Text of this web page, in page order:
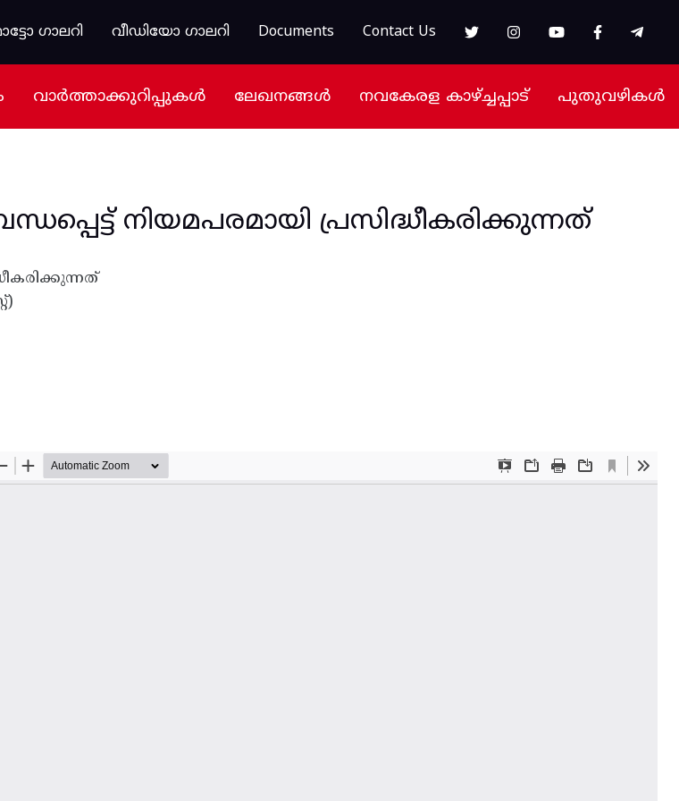
ഗാലറി വീഡിയോ ഗാലറി Documents Contact Us
വാർത്താക്കുറിപ്പുകൾ ലേഖനങ്ങൾ നവകേരള കാഴ്ച്ചപ്പാട് പുതുവഴികൾ
നിയമപരമായി പ്രസിദ്ധീകരിക്കുന്നത്